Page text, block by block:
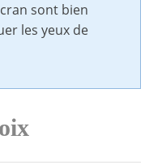
sont bien
les yeux de